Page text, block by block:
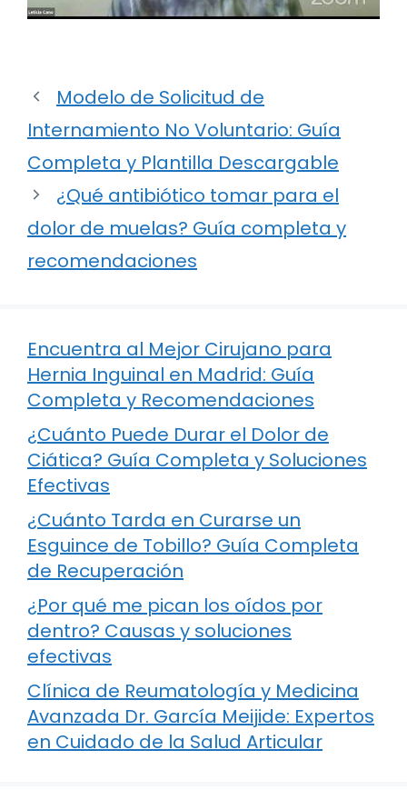
Modelo de Solicitud de
Internamiento No Voluntario: Guía
Completa y Plantilla Descargable
¿Qué antibiótico tomar para el
dolor de muelas? Guía completa y
recomendaciones
Encuentra al Mejor Cirujano para
Hernia Inguinal en Madrid: Guía
Completa y Recomendaciones
¿Cuánto Puede Durar el Dolor de
Ciática? Guía Completa y Soluciones
Efectivas
¿Cuánto Tarda en Curarse un
Esguince de Tobillo? Guía Completa
de Recuperación
¿Por qué me pican los oídos por
dentro? Causas y soluciones
efectivas
Clínica de Reumatología y Medicina
Avanzada Dr. García Meijide: Expertos
en Cuidado de la Salud Articular